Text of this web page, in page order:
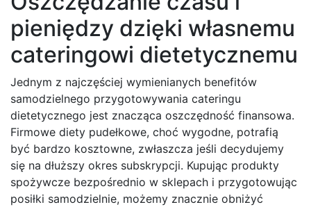
pieniędzy dzięki własnemu
cateringowi dietetycznemu
Jednym z najczęściej wymienianych benefitów
samodzielnego przygotowywania cateringu
dietetycznego jest znacząca oszczędność finansowa.
Firmowe diety pudełkowe, choć wygodne, potrafią
być bardzo kosztowne, zwłaszcza jeśli decydujemy
się na dłuższy okres subskrypcji. Kupując produkty
spożywcze bezpośrednio w sklepach i przygotowując
posiłki samodzielnie, możemy znacznie obniżyć